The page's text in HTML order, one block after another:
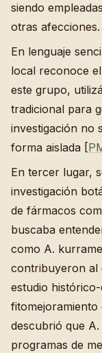
siendo
otras afecciones.
En lenguaje
local reconoce
este grupo,
tradicional para
investigación no
forma aislada [
En tercer lugar,
investigación
de fármacos
buscaba
como A.
contribuyeron al
estudio
fitomejoramiento
descubrió que
programas de